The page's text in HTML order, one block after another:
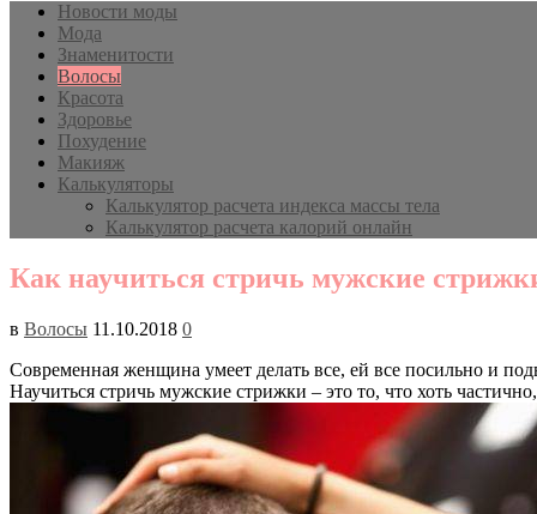
Новости моды
Мода
Знаменитости
Волосы
Красота
Здоровье
Похудение
Макияж
Калькуляторы
Калькулятор расчета индекса массы тела
Калькулятор расчета калорий онлайн
Как научиться стричь мужские
в Волосы 11.10.2018 0
Современная женщина умеет делать все, ей все посильно и
Научиться стричь мужские стрижки – это то, что хоть